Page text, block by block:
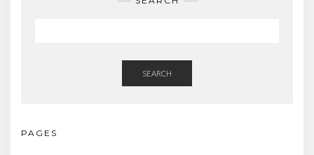
SEARCH
PAGES